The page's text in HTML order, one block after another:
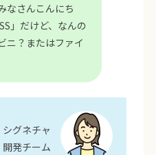
なさんこんにち
」だけど、なんの
？またはファイ
シグネチャ
開発チーム